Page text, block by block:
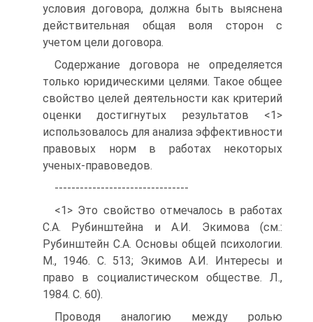
условия договора, должна быть выяснена
действительная общая воля сторон с
учетом цели договора.
Содержание договора не определяется
только юридическими целями. Такое общее
свойство целей деятельности как критерий
оценки достигнутых результатов <1>
использовалось для анализа эффективности
правовых норм в работах некоторых
ученых-правоведов.
--------------------------------
<1> Это свойство отмечалось в работах
С.А. Рубинштейна и А.И. Экимова (см.:
Рубинштейн С.А. Основы общей психологии.
М., 1946. С. 513; Экимов А.И. Интересы и
право в социалистическом обществе. Л.,
1984. С. 60).
Проводя аналогию между ролью